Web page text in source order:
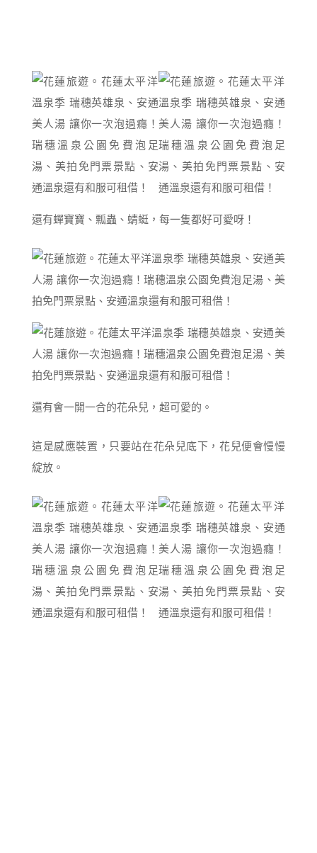
還有蟬寶寶、瓢蟲、蜻蜓，每一隻都好可愛呀！
還有會一開一合的花朵兒，超可愛的。
這是感應裝置，只要站在花朵兒底下，花兒便會慢慢
綻放。